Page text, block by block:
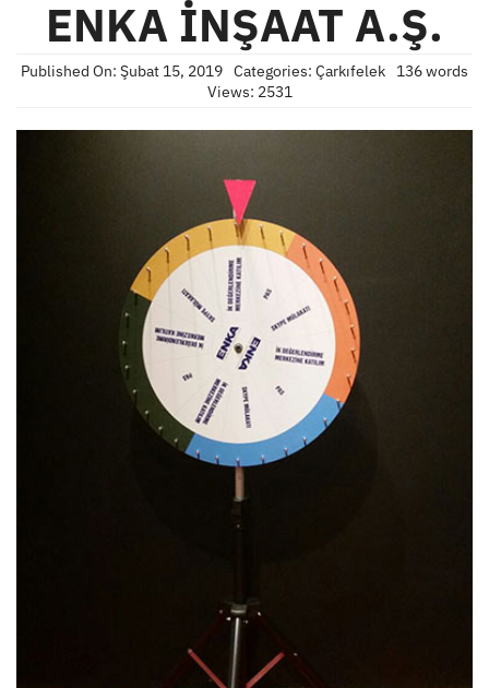
ENKA İNŞAAT A.Ş.
Published On: Şubat 15, 2019 Categories: Çarkıfelek
136 words
Views: 2531